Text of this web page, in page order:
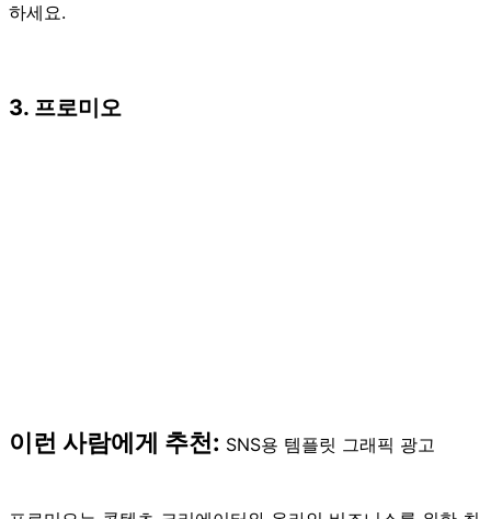
하세요.
3. 프로미오
이런 사람에게 추천: SNS용 템플릿 그래픽 광고